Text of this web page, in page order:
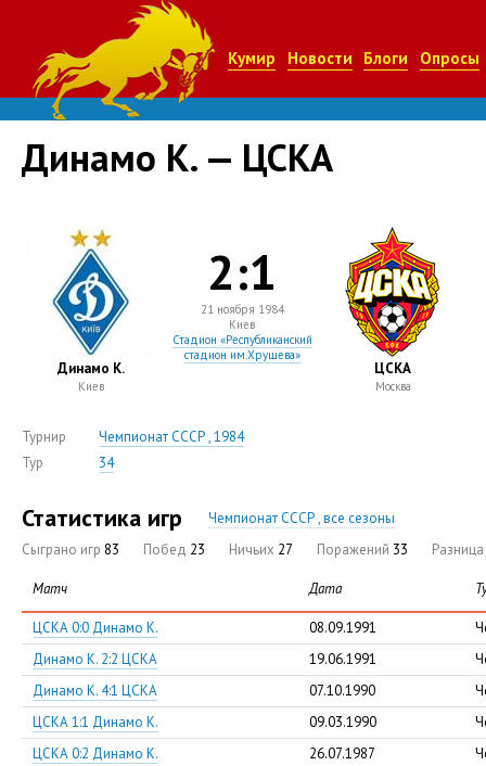
Кумир Новости Блоги Опросы
Динамо К. — ЦСКА
Динамо К.
Киев
2:1
21 ноября 1984
Киев
Стадион «Республиканский
стадион им.Хрущева»
ЦСКА
Москва
Турнир
Чемпионат СССР , 1984
Тур
34
Статистика игр
Чемпионат СССР , все сезоны
Сыграно игр 83 Побед 23 Ничьих 27 Поражений 33 Разница
Матч Дата
ЦСКА 0:0 Динамо К. 08.09.1991
Динамо К. 2:2 ЦСКА
19.06.1991
Динамо К. 4:1 ЦСКА
07.10.1990
ЦСКА 1:1 Динамо К.
09.03.1990
ЦСКА 0:2 Динамо К.
26.07.1987